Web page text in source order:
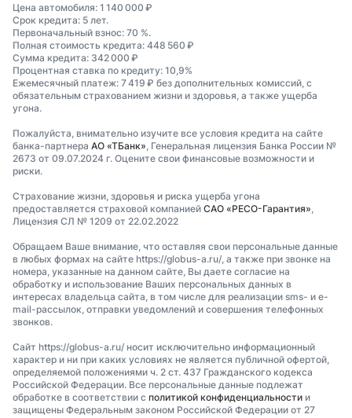
Цена автомобиля: 1 140 000 ₽
Срок кредита: 5 лет.
Первоначальный взнос: 70 %.
Полная стоимость кредита: 448 560 ₽
Сумма кредита: 342 000 ₽
Процентная ставка по кредиту: 10,9%
Ежемесячный платеж: 7 419 ₽ без дополнительных комиссий, с
обязательным страхованием жизни и здоровья, а также ущерба
угона.
Пожалуйста, внимательно изучите все условия кредита на сайте
банка-партнера АО «ТБанк» , Генеральная лицензия Банка России №
2673 от 09.07.2024 г. Оцените свои финансовые возможности и
риски.
Страхование жизни, здоровья и риска ущерба угона
предоставляется страховой компанией САО «РЕСО-Гарантия»
Лицензия СЛ № 1209 от 22.02.2022
Обращаем Ваше внимание, что оставляя свои персональные данные
в любых формах на сайте https://globus-a.ru/, а также при звонке на
номера, указанные на данном сайте, Вы даете согласие на
обработку и использование Ваших персональных данных в
интересах владельца сайта, в том числе для реализации sms- и e-
mail-рассылок, отправки уведомлений и совершения телефонных
звонков.
Сайт https://globus-a.ru/ носит исключительно информационный
характер и ни при каких условиях не является публичной офертой,
определяемой положениями ч. 2 ст. 437 Гражданского кодекса
Российской Федерации. Все персональные данные подлежат
обработке в соответствии с политикой конфиденциальности и
защищены Федеральным законом Российской Федерации от 27